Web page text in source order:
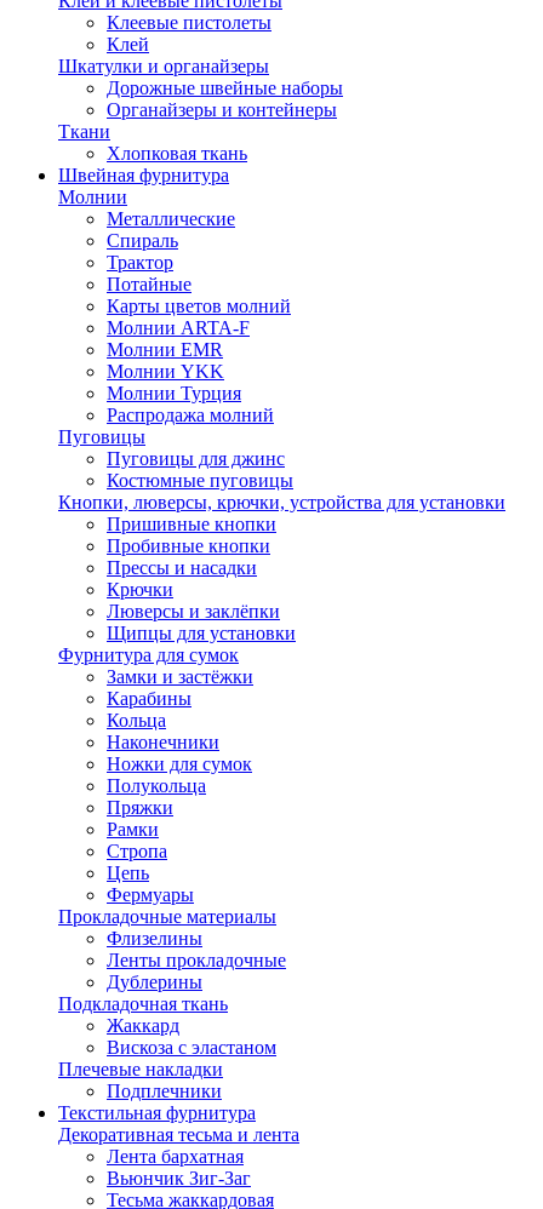
Клеевые пистолеты
Клей
Шкатулки и органайзеры
Дорожные швейные наборы
Органайзеры и контейнеры
Ткани
Хлопковая ткань
Швейная фурнитура
Молнии
Металлические
Спираль
Трактор
Потайные
Карты цветов молний
Молнии ARTA-F
Молнии EMR
Молнии YKK
Молнии Турция
Распродажа молний
Пуговицы
Пуговицы для джинс
Костюмные пуговицы
Кнопки, люверсы, крючки, устройства для установки
Пришивные кнопки
Пробивные кнопки
Прессы и насадки
Крючки
Люверсы и заклёпки
Щипцы для установки
Фурнитура для сумок
Замки и застёжки
Карабины
Кольца
Наконечники
Ножки для сумок
Полукольца
Пряжки
Рамки
Стропа
Цепь
Фермуары
Прокладочные материалы
Флизелины
Ленты прокладочные
Дублерины
Подкладочная ткань
Жаккард
Вискоза с эластаном
Плечевые накладки
Подплечники
Текстильная фурнитура
Декоративная тесьма и лента
Лента бархатная
Вьюнчик Зиг-Заг
Тесьма жаккардовая